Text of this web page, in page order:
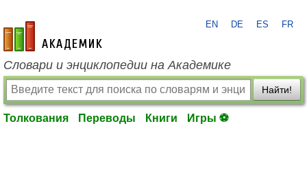
academic.ru
EN DE ES FR
Словари и энциклопедии на Академике
Найти!
Толкования Переводы Книги Игры ⚽